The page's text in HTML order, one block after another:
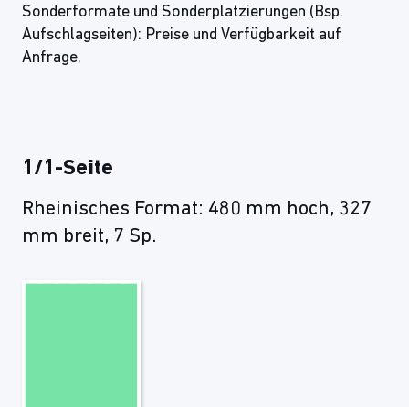
Sonderformate und Sonderplatzierungen (Bsp.
Aufschlagseiten): Preise und Verfügbarkeit auf
Anfrage.
1/1-Seite
Rheinisches Format: 480 mm hoch, 327
mm breit, 7 Sp.